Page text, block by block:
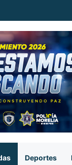
Lineal de
Deportes